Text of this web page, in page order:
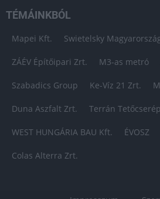
TÉMÁINKBÓL
Mapei Kft. Swietelsky
ZÁÉV Építőipari Zrt. M3-as metró
Szabadics Group Ke-Víz 21 Zrt.
Duna Aszfalt Zrt. Terrán
WEST HUNGÁRIA BAU Kft. ÉVOSZ
Colas Alterra Zrt.